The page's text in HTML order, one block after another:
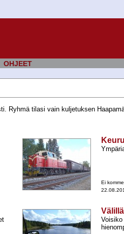
OHJEET
Ryhmä tilasi vain kuljetuksen
Ei